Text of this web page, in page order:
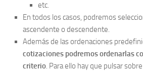
etc.
En todos los casos, podremos
ascendente o descendente.
Además de las ordenaciones
cotizaciones podremos ordenarlas
criterio. Para ello hay que pulsar